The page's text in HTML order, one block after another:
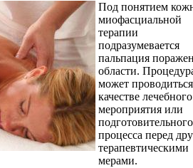
Под понятием
миофасциальной
терапии
подразумевается
пальпация
области.
может
качестве лечебного
мероприятия или
подготовительного
процесса перед
терапевтическими
мерами.